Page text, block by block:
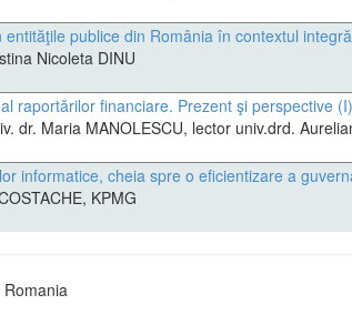
entităţile publice din România în contextul
Nicoleta DINU
raportărilor financiare. Prezent şi perspective (I)
dr. Maria MANOLESCU, lector univ.drd.
informatice, cheia spre o eficientizare a
KPMG